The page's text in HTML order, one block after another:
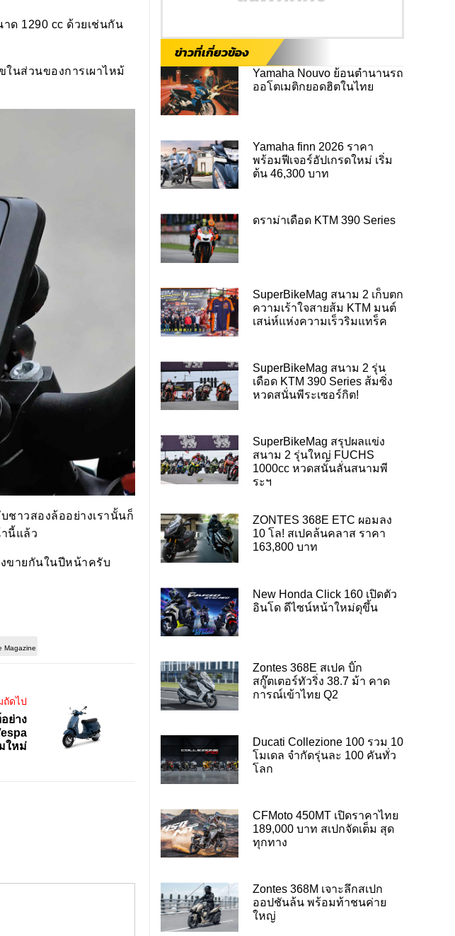
ด 1290 cc ด้วยเช่นกัน
ในส่วนของการเผาไหม้
ชาวสองล้ออย่างเรานั้นก็
นี้แล้ว
งขายกันในปีหน้าครับ
Magazine
ถัดไป
ย่าง
ใหม่
ข่าวที่เกี่ยวข้อง
Yamaha Nouvo ย้อนตำนานรถ
ออโตเมติกยอดฮิตในไทย
Yamaha finn 2026 ราคา
พร้อมฟีเจอร์อัปเกรดใหม่ เริ่ม
ต้น 46,300 บาท
ดราม่าเดือด KTM 390 Series
SuperBikeMag สนาม 2 เก็บตก
ความเร้าใจสายส้ม KTM มนต์
เสน่ห์แห่งความเร็วริมแทร็ค
SuperBikeMag สนาม 2 รุ่น
เดือด KTM 390 Series ส้มซิ่ง
หวดสนั่นพีระเซอร์กิต!
SuperBikeMag สรุปผลแข่ง
สนาม 2 รุ่นใหญ่ FUCHS
1000cc หวดสนั่นลั่นสนามพี
ระฯ
ZONTES 368E ETC ผอมลง
10 โล! สเปคล้นคลาส ราคา
163,800 บาท
New Honda Click 160 เปิดตัว
อินโด ดีไซน์หน้าใหม่ดุขึ้น
Zontes 368E สเปค บิ๊ก
สกู๊ตเตอร์ทัวริ่ง 38.7 ม้า คาด
การณ์เข้าไทย Q2
Ducati Collezione 100 รวม 10
โมเดล จำกัดรุ่นละ 100 คันทั่ว
โลก
CFMoto 450MT เปิดราคาไทย
189,000 บาท สเปกจัดเต็ม สุด
ทุกทาง
Zontes 368M เจาะลึกสเปก
ออปชันล้น พร้อมท้าชนค่าย
ใหญ่